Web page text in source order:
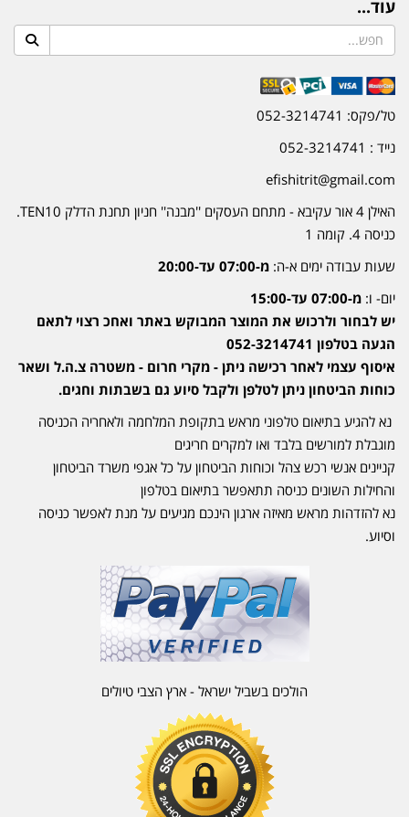
עוד...
טל/פקס: 052-3214741
נייד : 052-3214741
efishitrit@gmail.com
האילן 4 אור עקיבא - מתחם העסקים ''מבנה'' חניון תחנת הדלק TEN10.
כניסה 4. קומה 1
שעות עבודה ימים א-ה: מ-07:00 עד-20:00
יום- ו: מ-07:00 עד-15:00
יש לבחור ולרכוש את המוצר המבוקש באתר ואחכ רצוי לתאם
הגעה בטלפון 052-3214741
איסוף עצמי לאחר רכישה ניתן - מקרי חרום - משטרה צ.ה.ל ושאר
כוחות הביטחון ניתן לטלפן ולקבל סיוע גם בשבתות וחגים.
נא להגיע בתיאום טלפוני מראש בתקופת המלחמה ולאחריה הכניסה
מוגבלת למורשים בלבד ואו למקרים חריגים
קניינים אנשי רכש צהל וכוחות הביטחון על כל אגפי משרד הביטחון
והחילות השונים כניסה תתאפשר בתיאום בטלפון
נא להזדהות מראש מאיזה ארגון הינכם מגיעים על מנת לאפשר כניסה
וסיוע.
הולכים בשביל ישראל - ארץ הצבי טיולים